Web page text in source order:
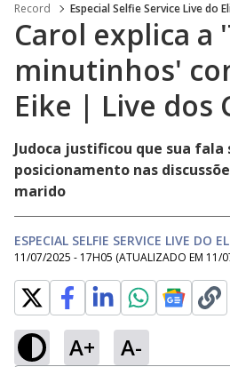
Record Especial Selfie Service Live do
Carol explica a
minutinhos'
Eike | Live dos
Judoca justificou que sua fala
posicionamento nas
marido
ESPECIAL SELFIE SERVICE LIVE DO
11/07/2025 - 17H05 (ATUALIZADO EM 11/
A+ A-